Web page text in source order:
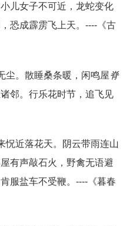
儿女子不可近，龙蛇变化
恐成霹雳飞上天。----《古
尘。散睡桑条暖，闲鸣屋脊
邻。行乐花时节，追飞见
怳近落花天。阴云带雨连山
有声敲石火，野禽无语避
服盐车不受鞭。----《暮春